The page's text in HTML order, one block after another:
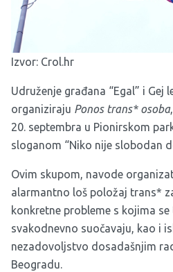
Izvor: Crol.hr
Udruženje građana “Egal” i Gej
organiziraju Ponos trans* osoba
20. septembra u Pionirskom
sloganom “Niko nije slobodan
Ovim skupom, navode
alarmantno loš položaj trans*
konkretne probleme s kojima
svakodnevno suočavaju, kao i
nezadovoljstvo dosadašnjim
Beogradu.